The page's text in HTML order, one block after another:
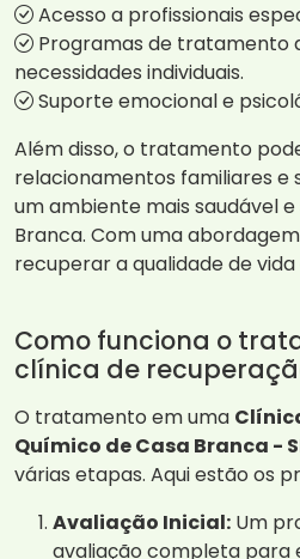
Acesso a profissionais
Programas de tratamento
necessidades individuais.
Suporte emocional e
Além disso, o tratamento
relacionamentos familiares e
um ambiente mais saudável
Branca. Com uma
recuperar a qualidade de
Como funciona o
clínica de
O tratamento em uma
Químico de Casa Branca -
várias etapas. Aqui estão os
Avaliação Inicial: Um
avaliação completa para